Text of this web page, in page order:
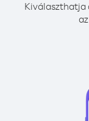
Kiválaszthatja